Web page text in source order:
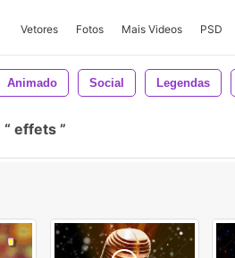
Vetores Fotos Mais Videos PSD
Animado Social Legendas
effets